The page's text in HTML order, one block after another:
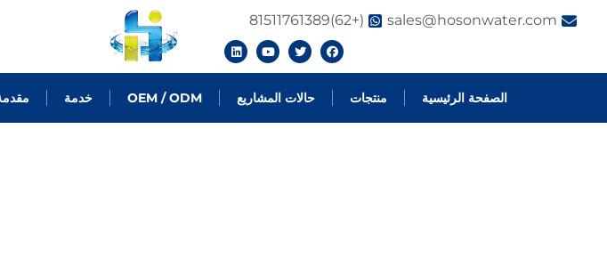
sales@hosonwater.com
(+62)81511761389
الصفحة الرئيسية منتجات حالات المشاريع OEM / ODM خدمة